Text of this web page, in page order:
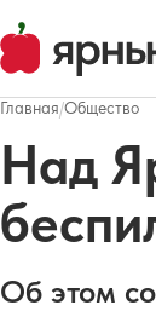
Главная/Общество
Над
Об этом